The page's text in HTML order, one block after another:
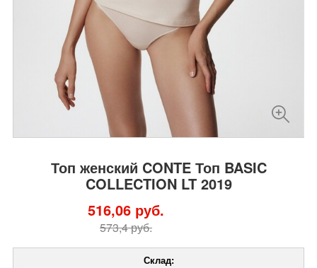
Топ женский CONTE Топ BASIC
COLLECTION LT 2019
573,4 руб.
516,06 руб.
Склад: